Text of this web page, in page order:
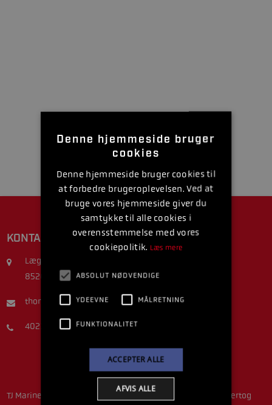
KONTAKT
Lægårdsvej 5A
8520 Lystrup
thomastjmarine@gmail.com
40216407
TJ Marine ejes og drives idag af Thomas Dethlefsen, som overtog
Denne hjemmeside bruger
cookies
Denne hjemmeside bruger cookies til
at forbedre brugeroplevelsen. Ved at
bruge vores hjemmeside giver du
samtykke til alle cookies i
overensstemmelse med vores
cookiepolitik. Læs mere
ABSOLUT NØDVENDIGE
YDEEVNE MÅLRETNING
FUNKTIONALITET
ACCEPTER ALLE
AFVIS ALLE